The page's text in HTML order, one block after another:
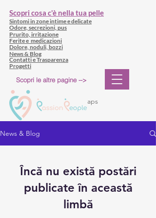
Scopri cosa c'è nella tua pelle
Sintomi in zone intime e delicate
Odore, secrezioni, pus
Prurito, irritazione
Ferite e medicazioni
Dolore, noduli, bozzi
Progetti
News & Blog
Contatti e Trasparenza
aps
Scopri le altre pagine -->
News & Blog
Încă nu există postări
publicate în această
limbă